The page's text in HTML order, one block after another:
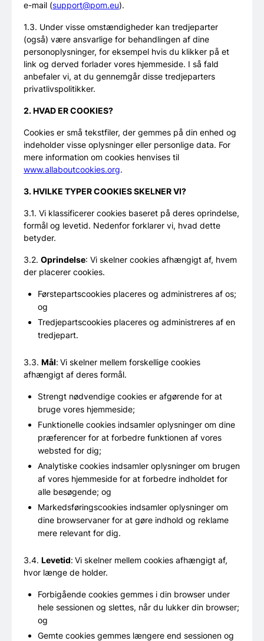
e-mail (support@pom.eu).
1.3. Under visse omstændigheder kan tredjeparter
(også) være ansvarlige for behandlingen af dine
personoplysninger, for eksempel hvis du klikker på et
link og derved forlader vores hjemmeside. I så fald
anbefaler vi, at du gennemgår disse tredjeparters
privatlivspolitikker.
2. HVAD ER COOKIES?
Cookies er små tekstfiler, der gemmes på din enhed og
indeholder visse oplysninger eller personlige data. For
mere information om cookies henvises til
www.allaboutcookies.org.
3. HVILKE TYPER COOKIES SKELNER VI?
3.1. Vi klassificerer cookies baseret på deres oprindelse,
formål og levetid. Nedenfor forklarer vi, hvad dette
betyder.
3.2. Oprindelse: Vi skelner cookies afhængigt af, hvem
der placerer cookies.
Førstepartscookies placeres og administreres af os;
og
Tredjepartscookies placeres og administreres af en
tredjepart.
3.3. Mål: Vi skelner mellem forskellige cookies
afhængigt af deres formål.
Strengt nødvendige cookies er afgørende for at
bruge vores hjemmeside;
Funktionelle cookies indsamler oplysninger om dine
præferencer for at forbedre funktionen af vores
websted for dig;
Analytiske cookies indsamler oplysninger om brugen
af vores hjemmeside for at forbedre indholdet for
alle besøgende; og
Markedsføringscookies indsamler oplysninger om
dine browservaner for at gøre indhold og reklame
mere relevant for dig.
3.4. Levetid: Vi skelner mellem cookies afhængigt af,
hvor længe de holder.
Forbigående cookies gemmes i din browser under
hele sessionen og slettes, når du lukker din browser;
og
Gemte cookies gemmes længere end sessionen og